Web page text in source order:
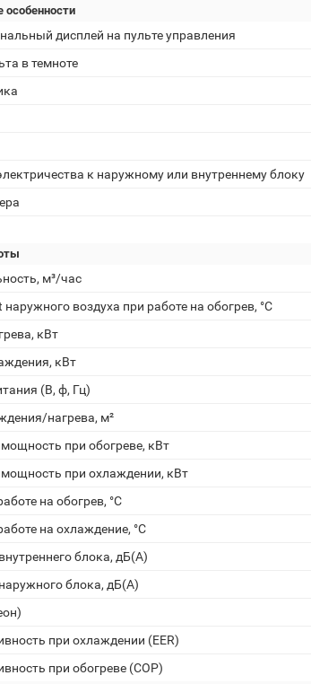
особенности
дисплей на пульте управления
в темноте
к наружному или внутреннему блоку
м³/час
воздуха при работе на обогрев, °С
кВт
кВт
(В, ф, Гц)
нагрева, м²
при обогреве, кВт
при охлаждении, кВт
на обогрев, °С
на охлаждение, °С
блока, дБ(А)
блока, дБ(А)
при охлаждении (EER)
при обогреве (COP)